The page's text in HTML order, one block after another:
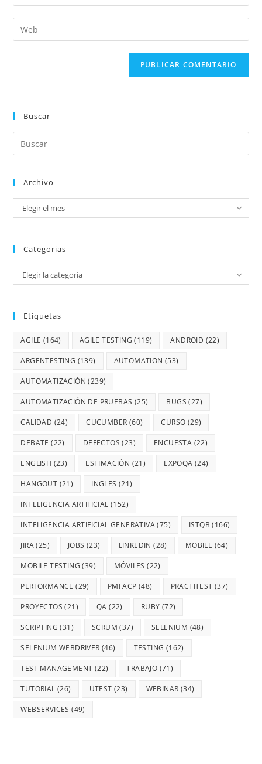
Buscar
Archivo
Elegir el mes
Categorias
Elegir la categoría
Etiquetas
AGILE (164) AGILE TESTING (119) ANDROID (22)
ARGENTESTING (139) AUTOMATION (53)
AUTOMATIZACIÓN (239)
AUTOMATIZACIÓN DE PRUEBAS (25) BUGS (27)
CALIDAD (24) CUCUMBER (60) CURSO (29)
DEBATE (22) DEFECTOS (23) ENCUESTA (22)
ENGLISH (23) ESTIMACIÓN (21) EXPOQA (24)
HANGOUT (21) INGLES (21)
INTELIGENCIA ARTIFICIAL (152)
INTELIGENCIA ARTIFICIAL GENERATIVA(75) ISTQB (166)
JIRA(25) JOBS (23) LINKEDIN (28) MOBILE (64)
MOBILE TESTING (39) MÓVILES (22)
PERFORMANCE (29) PMI ACP (48) PRACTITEST (37)
PROYECTOS (21) QA (22) RUBY (72)
SCRIPTING (31) SCRUM (37) SELENIUM (48)
SELENIUM WEBDRIVER (46) TESTING (162)
TEST MANAGEMENT (22) TRABAJO (71)
TUTORIAL (26) UTEST (23) WEBINAR (34)
WEBSERVICES (49)